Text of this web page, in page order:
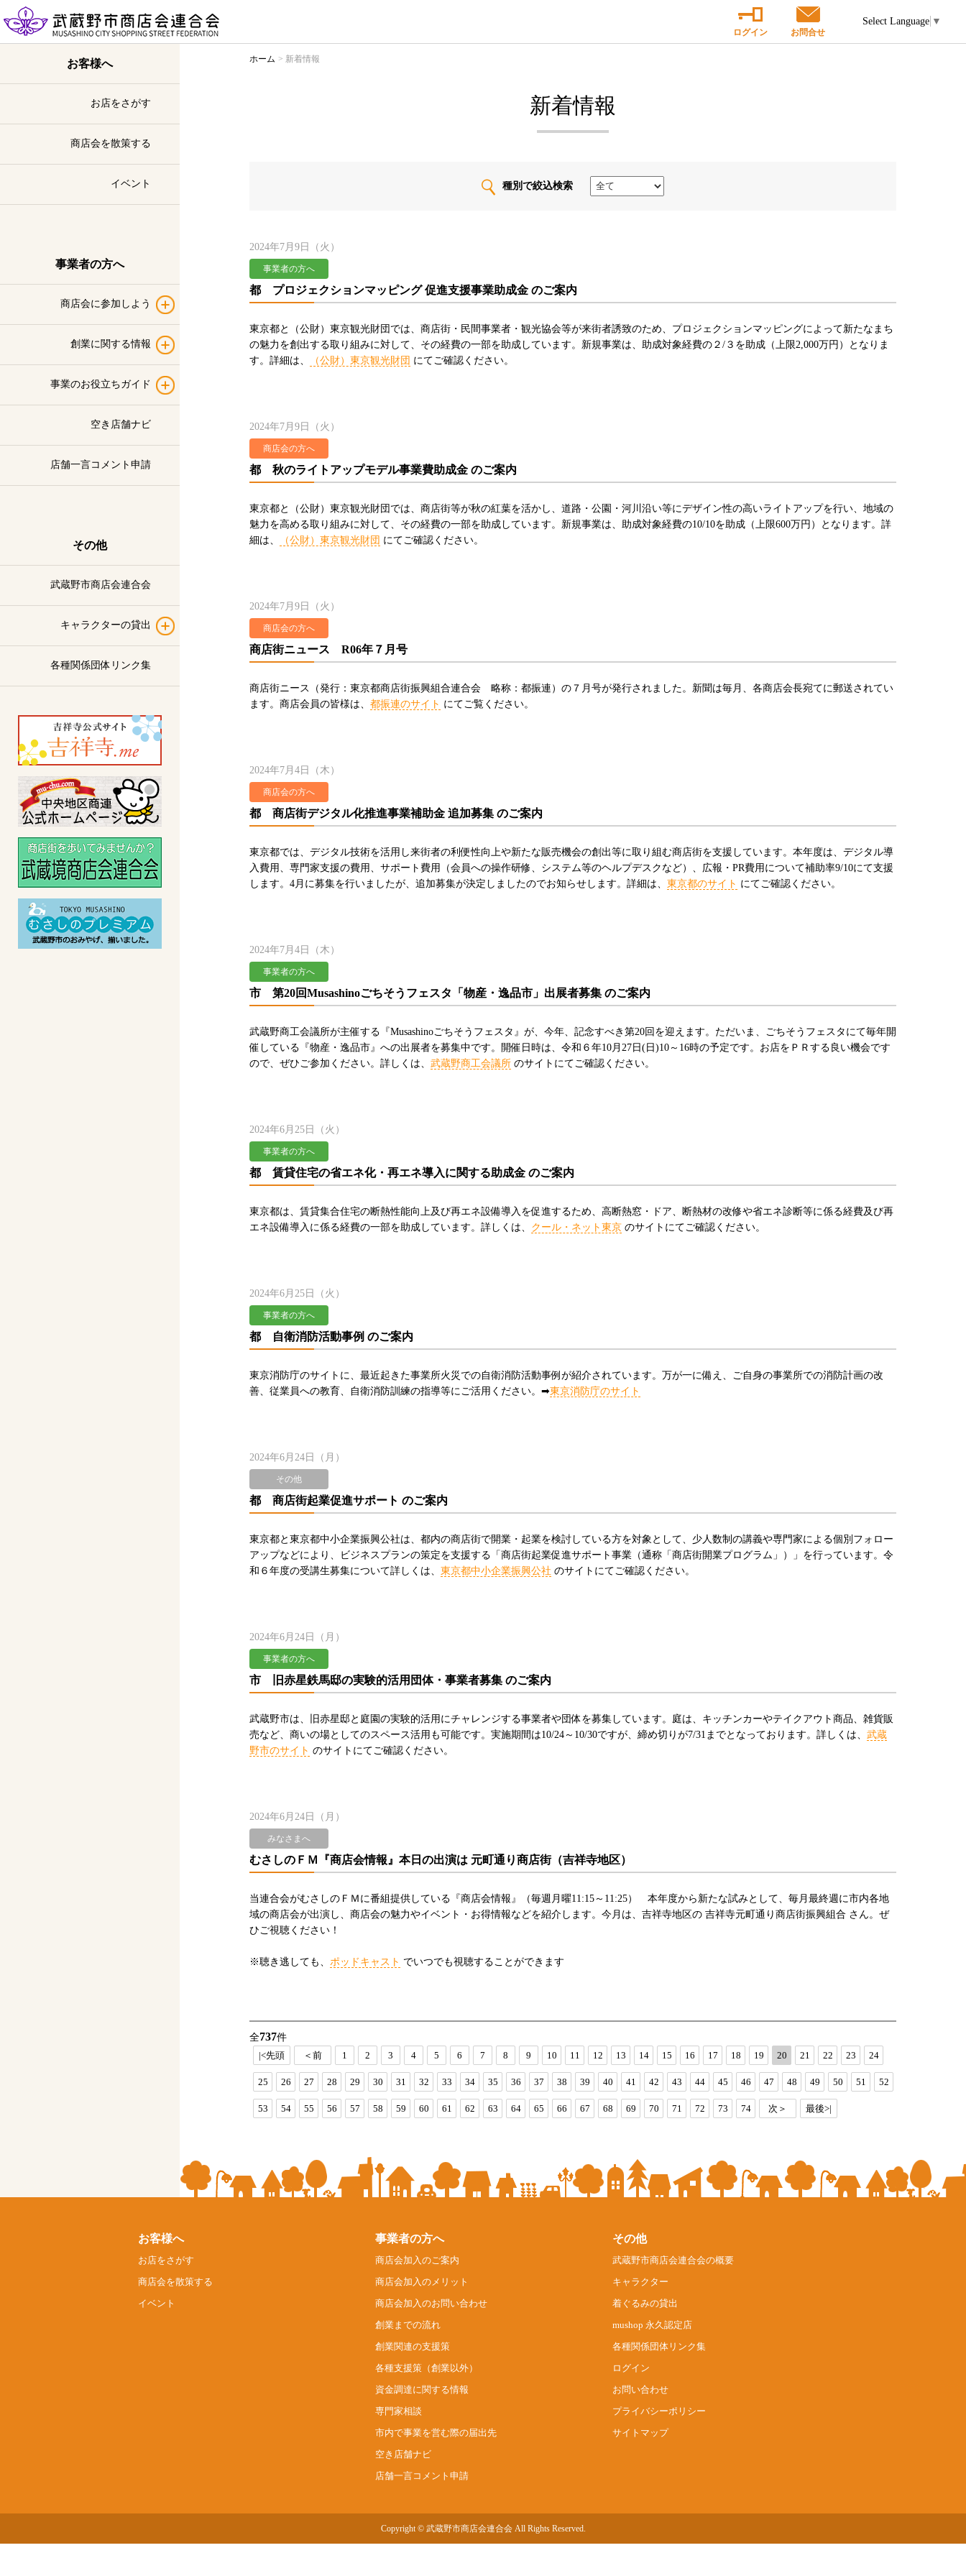
ログイン お問合せ
Select Language ▼
お客様へ
お店をさがす
商店会を散策する
イベント
事業者の方へ
商店会に参加しよう
創業に関する情報
事業のお役立ちガイド
空き店舗ナビ
店舗一言コメント申請
その他
武蔵野市商店会連合会
キャラクターの貸出
各種関係団体リンク集
ホーム 新着情報
新着情報
種別で絞込検索
2024年7月9日（火）
事業者の方へ
都 プロジェクションマッピング 促進支援事業助成金 のご案内
東京都と（公財）東京観光財団では、商店街・民間事業者・観光協会等が来街者誘致のため、プロジェクションマッピングによって新たなまち
の魅力を創出する取り組みに対して、その経費の一部を助成しています。新規事業は、助成対象経費の２/３を助成（上限2,000万円）となりま
す。詳細は、
（公財）東京観光財団 にてご確認ください。
2024年7月9日（火）
商店会の方へ
都 秋のライトアップモデル事業費助成金 のご案内
東京都と（公財）東京観光財団では、商店街等が秋の紅葉を活かし、道路・公園・河川沿い等にデザイン性の高いライトアップを行い、地域の
魅力を高める取り組みに対して、その経費の一部を助成しています。新規事業は、助成対象経費の10/10を助成（上限600万円）となります。詳
細は、
（公財）東京観光財団 にてご確認ください。
2024年7月9日（火）
商店会の方へ
商店街ニュース R06年７月号
商店街ニース（発行：東京都商店街振興組合連合会 略称：都振連）の７月号が発行されました。新聞は毎月、各商店会長宛てに郵送されてい
ます。商店会員の皆様は、 都振連のサイト にてご覧ください。
2024年7月4日（木）
商店会の方へ
都 商店街デジタル化推進事業補助金 追加募集 のご案内
東京都では、デジタル技術を活用し来街者の利便性向上や新たな販売機会の創出等に取り組む商店街を支援しています。本年度は、デジタル導
入費用、専門家支援の費用、サポート費用（会員への操作研修、システム等のヘルプデスクなど）、広報・PR費用について補助率9/10にて支援
します。4月に募集を行いましたが、追加募集が決定しましたのでお知らせします。詳細は、 東京都のサイト にてご確認ください。
2024年7月4日（木）
事業者の方へ
市 第20回Musashinoごちそうフェスタ「物産・逸品市」出展者募集 のご案内
武蔵野商工会議所が主催する『Musashinoごちそうフェスタ』が、今年、記念すべき第20回を迎えます。ただいま、ごちそうフェスタにて毎年開
催している『物産・逸品市』への出展者を募集中です。開催日時は、令和６年10月27日(日)10～16時の予定です。お店をＰＲする良い機会です
ので、ぜひご参加ください。詳しくは、 武蔵野商工会議所 のサイトにてご確認ください。
2024年6月25日（火）
事業者の方へ
都 賃貸住宅の省エネ化・再エネ導入に関する助成金 のご案内
東京都は、賃貸集合住宅の断熱性能向上及び再エネ設備導入を促進するため、高断熱窓・ドア、断熱材の改修や省エネ診断等に係る経費及び再
エネ設備導入に係る経費の一部を助成しています。詳しくは、 クール・ネット東京 のサイトにてご確認ください。
2024年6月25日（火）
事業者の方へ
都 自衛消防活動事例 のご案内
東京消防庁のサイトに、最近起きた事業所火災での自衛消防活動事例が紹介されています。万が一に備え、ご自身の事業所での消防計画の改
善、従業員への教育、自衛消防訓練の指導等にご活用ください。➡東京消防庁のサイト
2024年6月24日（月）
その他
都 商店街起業促進サポート のご案内
東京都と東京都中小企業振興公社は、都内の商店街で開業・起業を検討している方を対象として、少人数制の講義や専門家による個別フォロー
アップなどにより、ビジネスプランの策定を支援する「商店街起業促進サポート事業（通称「商店街開業プログラム」）」を行っています。令
和６年度の受講生募集について詳しくは、 東京都中小企業振興公社 のサイトにてご確認ください。
2024年6月24日（月）
事業者の方へ
市 旧赤星鉄馬邸の実験的活用団体・事業者募集 のご案内
武蔵野市は、旧赤星邸と庭園の実験的活用にチャレンジする事業者や団体を募集しています。庭は、キッチンカーやテイクアウト商品、雑貨販
売など、商いの場としてのスペース活用も可能です。実施期間は10/24～10/30ですが、締め切りが7/31までとなっております。詳しくは、 武蔵
野市のサイト のサイトにてご確認ください。
2024年6月24日（月）
みなさまへ
むさしのＦＭ『商店会情報』本日の出演は 元町通り商店街（吉祥寺地区）
当連合会がむさしのＦＭに番組提供している『商店会情報』（毎週月曜11:15～11:25） 本年度から新たな試みとして、毎月最終週に市内各地
域の商店会が出演し、商店会の魅力やイベント・お得情報などを紹介します。今月は、吉祥寺地区の 吉祥寺元町通り商店街振興組合 さん。ぜ
ひご視聴ください！
※聴き逃しても、 ポッドキャスト でいつでも視聴することができます
全737件
|<先頭
＜前 1 2 3 4 5 6 7 8 9 10 11 12 13 14 15 16 17 18 19 20 21 22 23 24
25 26 27 28 29 30 31 32 33 34 35 36 37 38 39 40 41 42 43 44 45 46 47 48 49 50 51 52
53 54 55 56 57 58 59 60 61 62 63 64 65 66 67 68 69 70 71 72 73 74 次＞ 最後>|
お客様へ
お店をさがす
商店会を散策する
イベント
事業者の方へ
商店会加入のご案内
商店会加入のメリット
商店会加入のお問い合わせ
創業までの流れ
創業関連の支援策
各種支援策（創業以外）
資金調達に関する情報
専門家相談
市内で事業を営む際の届出先
空き店舗ナビ
店舗一言コメント申請
その他
武蔵野市商店会連合会の概要
キャラクター
着ぐるみの貸出
mushop 永久認定店
各種関係団体リンク集
ログイン
お問い合わせ
プライバシーポリシー
サイトマップ
Copyright © 武蔵野市商店会連合会 All Rights Reserved.